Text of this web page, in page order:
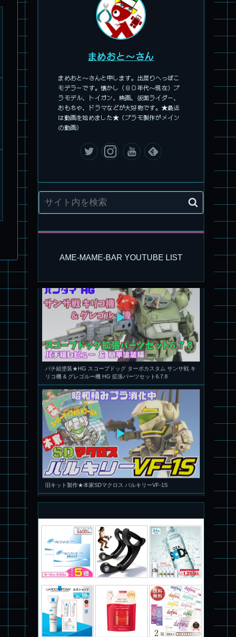
まめおと～さん
まめおと～さんと申します。出戻りへっぽこ
モデラーです。懐かし（８０年代～現在）プ
ラモデル、トイガン、映画、仮面ライダー、
おもちゃ、ドラマなどが大好物です。★最近
は動画を始めました★（プラモ製作がメイン
の動画）
AME-MAME-BAR YOUTUBE LIST
旧キット製作★アオシマ ロボダッチ モビルZ
パチ組塗装★モデロイド 1/60 イングラム リアクティブアーマ
パチ組塗装★HG スコープドッグ ターボカスタム サンサ戦 キ
リコ機 & グレゴルー機 HG 拡張パーツセット6.7.8
旧キット製作★本家SDマクロス バルキリーVF-1S
パチ組塗装★PLAMAX 1/72 バトロイド・バルキリー VF-1S ロ
イ・フォッカー スペシャル